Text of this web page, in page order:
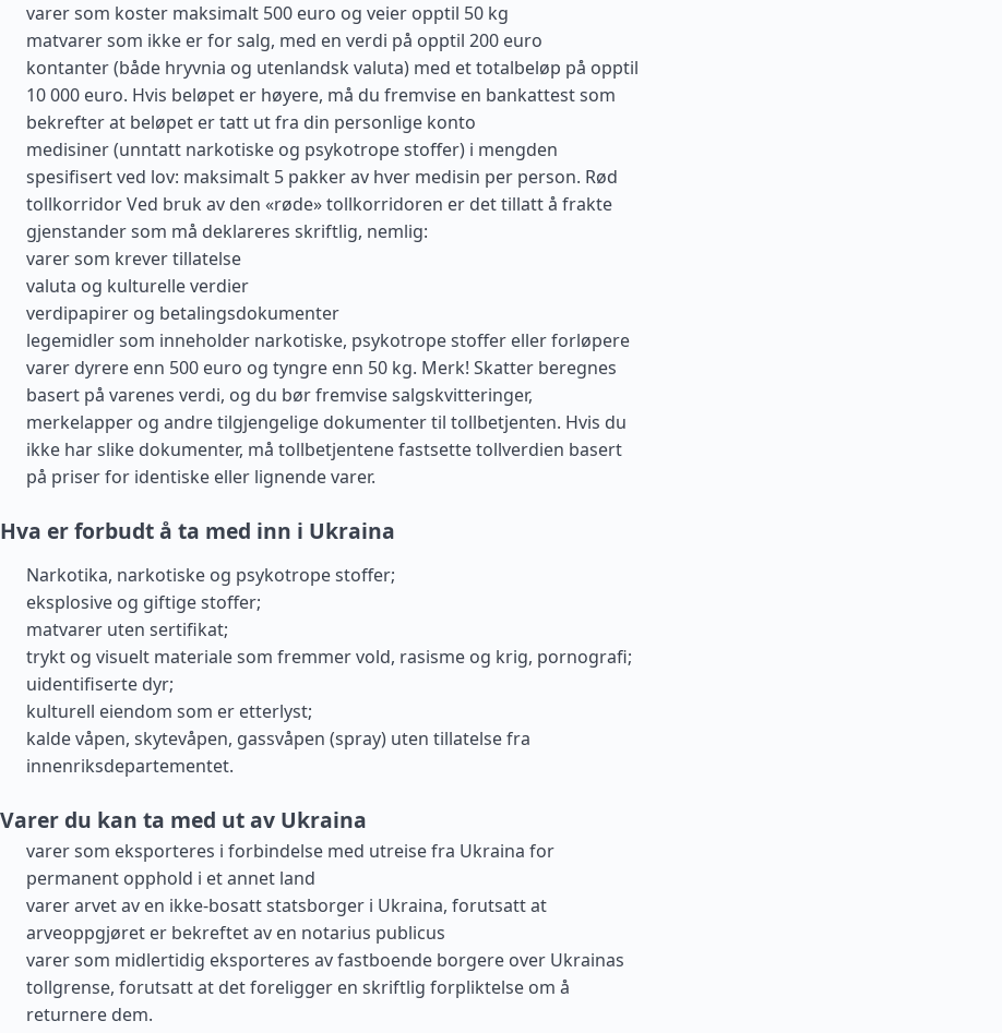
varer som koster maksimalt 500 euro og veier opptil 50 kg
matvarer som ikke er for salg, med en verdi på opptil 200 euro
kontanter (både hryvnia og utenlandsk valuta) med et totalbeløp på opptil
10 000 euro. Hvis beløpet er høyere, må du fremvise en bankattest som
bekrefter at beløpet er tatt ut fra din personlige konto
medisiner (unntatt narkotiske og psykotrope stoffer) i mengden
spesifisert ved lov: maksimalt 5 pakker av hver medisin per person. Rød
tollkorridor Ved bruk av den «røde» tollkorridoren er det tillatt å frakte
gjenstander som må deklareres skriftlig, nemlig:
varer som krever tillatelse
valuta og kulturelle verdier
verdipapirer og betalingsdokumenter
legemidler som inneholder narkotiske, psykotrope stoffer eller forløpere
varer dyrere enn 500 euro og tyngre enn 50 kg. Merk! Skatter beregnes
basert på varenes verdi, og du bør fremvise salgskvitteringer,
merkelapper og andre tilgjengelige dokumenter til tollbetjenten. Hvis du
ikke har slike dokumenter, må tollbetjentene fastsette tollverdien basert
på priser for identiske eller lignende varer.
Hva er forbudt å ta med inn i Ukraina
Narkotika, narkotiske og psykotrope stoffer;
eksplosive og giftige stoffer;
matvarer uten sertifikat;
trykt og visuelt materiale som fremmer vold, rasisme og krig, pornografi;
uidentifiserte dyr;
kulturell eiendom som er etterlyst;
kalde våpen, skytevåpen, gassvåpen (spray) uten tillatelse fra
innenriksdepartementet.
Varer du kan ta med ut av Ukraina
varer som eksporteres i forbindelse med utreise fra Ukraina for
permanent opphold i et annet land
varer arvet av en ikke-bosatt statsborger i Ukraina, forutsatt at
arveoppgjøret er bekreftet av en notarius publicus
varer som midlertidig eksporteres av fastboende borgere over Ukrainas
tollgrense, forutsatt at det foreligger en skriftlig forpliktelse om å
returnere dem.